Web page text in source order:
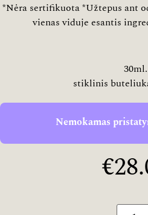
*Nėra sertifikuota *Užtepus ant
vienas viduje esantis
30ml.
stiklinis
Nemokamas
€